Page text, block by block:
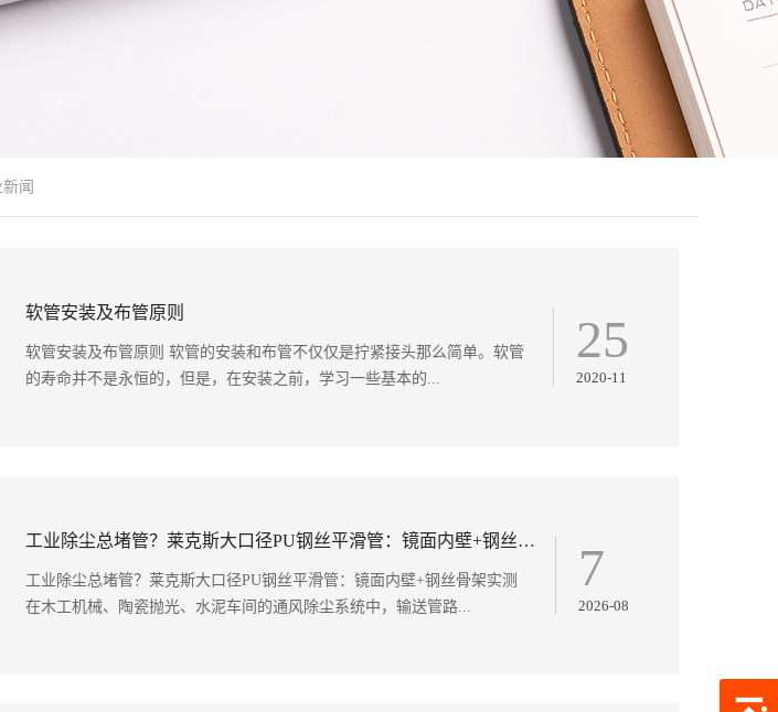
闻
25
2020-11
软管安装及布管原则
软管安装及布管原则 软管的安装和布管不仅仅是拧紧接头那么简单。软管
的寿命并不是永恒的，但是，在安装之前，学习一些基本的...
7
2026-08
工业除尘总堵管？莱克斯大口径PU钢丝平滑管：镜面内壁+钢丝骨架实测
工业除尘总堵管？莱克斯大口径PU钢丝平滑管：镜面内壁+钢丝骨架实测
在木工机械、陶瓷抛光、水泥车间的通风除尘系统中，输送管路...